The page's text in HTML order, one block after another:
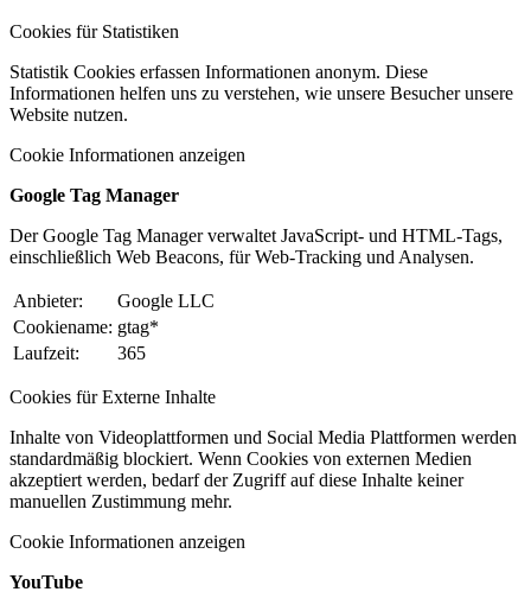
Cookies für Statistiken
Statistik Cookies erfassen Informationen anonym. Diese
Informationen helfen uns zu verstehen, wie unsere Besucher unsere
Website nutzen.
Cookie Informationen anzeigen
Google Tag Manager
Der Google Tag Manager verwaltet JavaScript- und HTML-Tags,
einschließlich Web Beacons, für Web-Tracking und Analysen.
Anbieter:
Google LLC
Cookiename: gtag*
Laufzeit:
365
Cookies für Externe Inhalte
Inhalte von Videoplattformen und Social Media Plattformen werden
standardmäßig blockiert. Wenn Cookies von externen Medien
akzeptiert werden, bedarf der Zugriff auf diese Inhalte keiner
manuellen Zustimmung mehr.
Cookie Informationen anzeigen
YouTube